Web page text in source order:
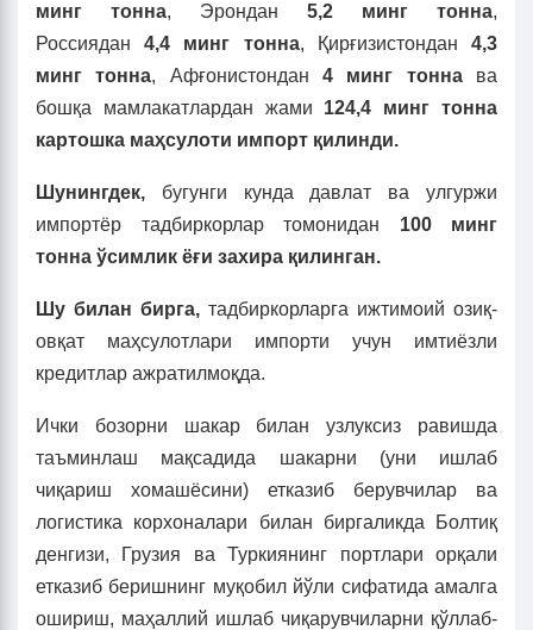
минг тонна, Эрондан 5,2 минг тонна,
Россиядан4,4 минг тонна, Қирғизистондан4,3
минг тонна, Афғонистондан4 минг тоннава
бошқа мамлакатлардан жами 124,4 минг тонна
картошка маҳсулоти импорт қилинди.
Шунингдек, бугунги кунда давлат ва улгуржи
импортёр тадбиркорлар томонидан 100 минг
тонна ўсимлик ёғи захира қилинган.
Шу билан бирга, тадбиркорларга ижтимоий озиқ-
овқат маҳсулотлари импорти учун имтиёзли
кредитлар ажратилмоқда.
Ички бозорни шакар билан узлуксиз равишда
таъминлаш мақсадида шакарни (уни ишлаб
чиқариш хомашёсини) етказиб берувчилар ва
логистика корхоналари билан биргаликда Болтиқ
денгизи, Грузия ва Туркиянинг портлари орқали
етказиб беришнинг муқобил йўли сифатида амалга
ошириш, маҳаллий ишлаб чиқарувчиларни қўллаб-